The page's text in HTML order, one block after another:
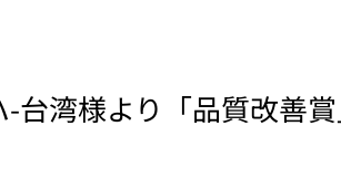
-台湾様より「品質改善